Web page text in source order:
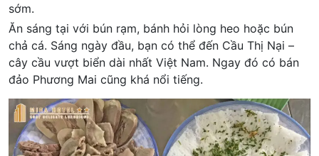
sớm.
Ăn sáng tại với bún rạm, bánh hỏi lòng heo hoặc bún
chả cá. Sáng ngày đầu, bạn có thể đến Cầu Thị Nại –
cây cầu vượt biển dài nhất Việt Nam. Ngay đó có bán
đảo Phương Mai cũng khá nổi tiếng.